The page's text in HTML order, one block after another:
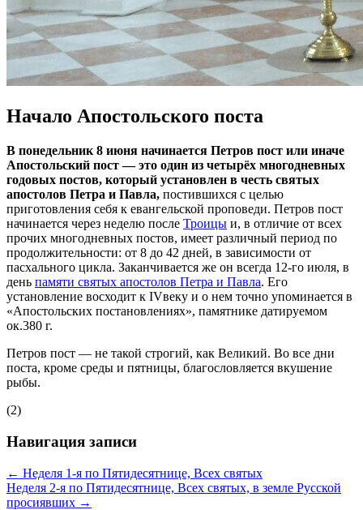
Начало Апостольского поста
В понедельник 8 июня начинается Петров пост или иначе
Апостольский пост — это один из четырёх многодневных
годовых постов, который установлен в честь святых
апостолов Петра и Павла, постившихся с целью
приготовления себя к евангельской проповеди. Петров пост
начинается через неделю после Троицы и, в отличие от всех
прочих многодневных постов, имеет различный период по
продолжительности: от 8 до 42 дней, в зависимости от
пасхального цикла. Заканчивается же он всегда 12-го июля, в
день памяти святых апостолов Петра и Павла. Его
установление восходит к IVвеку и о нем точно упоминается в
«Апостольских постановлениях», памятнике датируемом
ок.380 г.
Петров пост — не такой строгий, как Великий. Во все дни
поста, кроме среды и пятницы, благословляется вкушение
рыбы.
(2)
Навигация записи
← Неделя 1-я по Пятидесятнице, Всех святых
Неделя 2-я по Пятидесятнице, Всех святых, в земле Русской
просиявших →